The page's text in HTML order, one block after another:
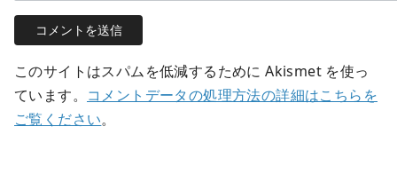
このサイトはスパムを低減するために Akismet を使っ
ています。 コメントデータの処理方法の詳細はこちらを
ご覧ください。